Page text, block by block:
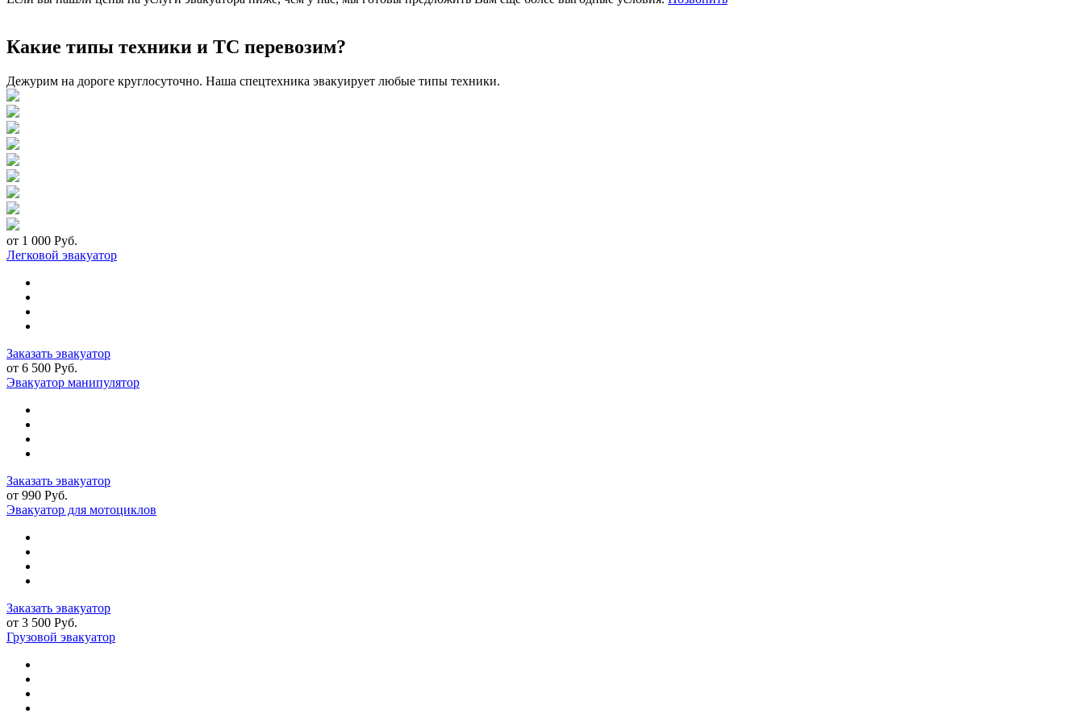
Какие типы техники и ТС перевозим?
Дежурим на дороге круглосуточно. Наша спецтехника эвакуирует любые типы техники.
от 1 000 Руб.
Легковой эвакуатор
Заказать эвакуатор
от 6 500 Руб.
Эвакуатор манипулятор
Заказать эвакуатор
от 990 Руб.
Эвакуатор для мотоциклов
Заказать эвакуатор
от 3 500 Руб.
Грузовой эвакуатор